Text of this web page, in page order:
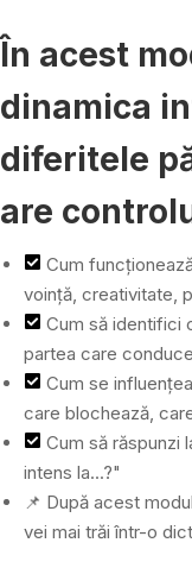
În acest
dinamica
diferitele
are
Cum
voință, creativitate,
Cum să identifici
partea care
Cum se
care blochează,
Cum să răspunzi
intens la...?"
📌 După acest
vei mai trăi într-o